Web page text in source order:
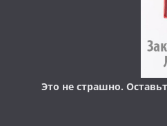
Это не страшно.